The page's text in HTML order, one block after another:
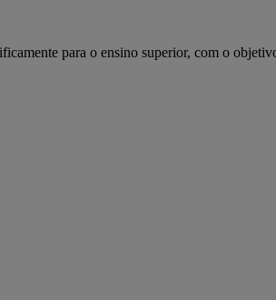
para o ensino superior, com o